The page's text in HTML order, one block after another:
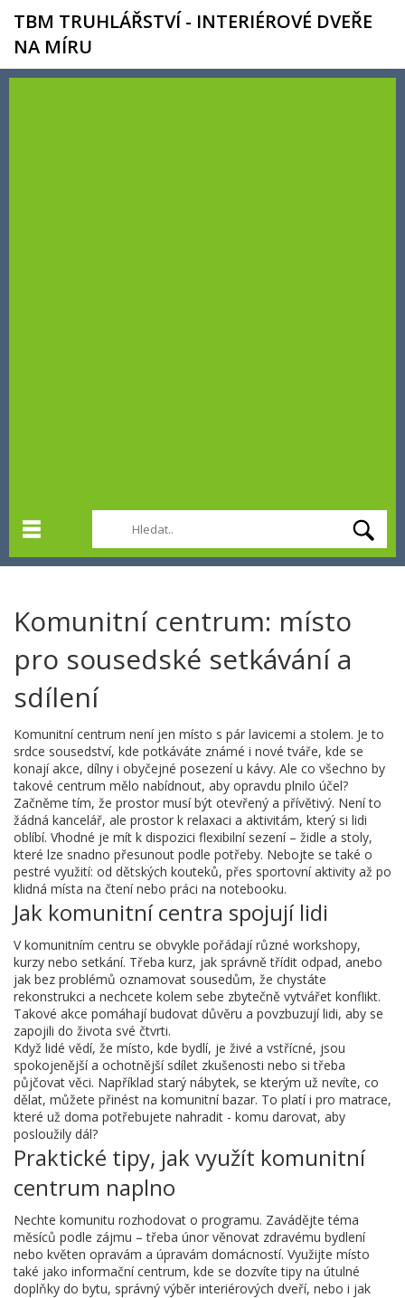
TBM TRUHLÁŘSTVÍ - INTERIÉROVÉ DVEŘE
NA MÍRU
Komunitní centrum: místo
pro sousedské setkávání a
sdílení
Komunitní centrum není jen místo s pár lavicemi a stolem. Je to
srdce sousedství, kde potkáváte známé i nové tváře, kde se
konají akce, dílny i obyčejné posezení u kávy. Ale co všechno by
takové centrum mělo nabídnout, aby opravdu plnilo účel?
Začněme tím, že prostor musí být otevřený a přívětivý. Není to
žádná kancelář, ale prostor k relaxaci a aktivitám, který si lidi
oblíbí. Vhodné je mít k dispozici flexibilní sezení – židle a stoly,
které lze snadno přesunout podle potřeby. Nebojte se také o
pestré využití: od dětských kouteků, přes sportovní aktivity až po
klidná místa na čtení nebo práci na notebooku.
Jak komunitní centra spojují lidi
V komunitním centru se obvykle pořádají různé workshopy,
kurzy nebo setkání. Třeba kurz, jak správně třídit odpad, anebo
jak bez problémů oznamovat sousedům, že chystáte
rekonstrukci a nechcete kolem sebe zbytečně vytvářet konflikt.
Takové akce pomáhají budovat důvěru a povzbuzují lidi, aby se
zapojili do života své čtvrti.
Když lidé vědí, že místo, kde bydlí, je živé a vstřícné, jsou
spokojenější a ochotnější sdílet zkušenosti nebo si třeba
půjčovat věci. Například starý nábytek, se kterým už nevíte, co
dělat, můžete přinést na komunitní bazar. To platí i pro matrace,
které už doma potřebujete nahradit - komu darovat, aby
posloužily dál?
Praktické tipy, jak využít komunitní
centrum naplno
Nechte komunitu rozhodovat o programu. Zavádějte téma
měsíců podle zájmu – třeba únor věnovat zdravému bydlení
nebo květen opravám a úpravám domácností. Využijte místo
také jako informační centrum, kde se dozvíte tipy na útulné
doplňky do bytu, správný výběr interiérových dveří, nebo i jak